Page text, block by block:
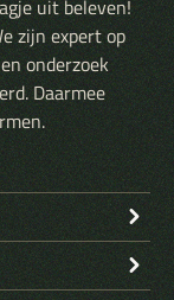
uit beleven!
zijn expert op
onderzoek
Daarmee